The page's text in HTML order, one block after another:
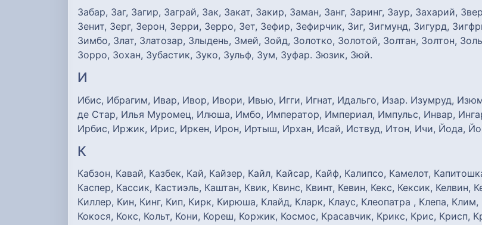
Забар, Заг, Загир, Заграй, Зак, Закат, Закир, Заман, Занг, Заринг, Заур, Захарий,
Зенит, Зерг, Зерон, Зерри, Зерро, Зет, Зефир, Зефирчик, Зиг, Зигмунд, Зигурд,
Зимбо, Злат, Златозар, Злыдень, Змей, Зойд, Золотко, Золотой, Золтан, Золтон,
Зорро, Зохан, Зубастик, Зуко, Зульф, Зум, Зуфар. Зюзик, Зюй.
И
Ибис, Ибрагим, Ивар, Ивор, Ивори, Ивью, Игги, Игнат, Идальго, Изар. Изумруд,
де Стар, Илья Муромец, Илюша, Имбо, Император, Империал, Импульс, Инвар,
Ирбис, Иржик, Ирис, Иркен, Ирон, Иртыш, Ирхан, Исай, Иствуд, Итон, Ичи, Йода,
К
Кабзон, Кавай, Казбек, Кай, Кайзер, Кайл, Кайсар, Кайф, Калипсо, Камелот,
Каспер, Кассик, Кастиэль, Каштан, Квик, Квинс, Квинт, Кевин, Кекс, Кексик, Келвин,
Киллер, Кин, Кинг, Кип, Кирк, Кирюша, Клайд, Кларк, Клаус, Клеопатра , Клепа,
Кокося, Кокс, Кольт, Кони, Кореш, Коржик, Космос, Красавчик, Крикс, Крис, Крисп,